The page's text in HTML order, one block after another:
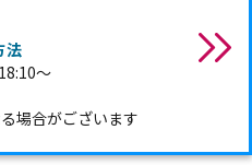
法
～
場合がございます